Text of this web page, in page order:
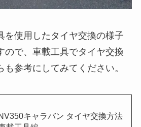
を使用したタイヤ交換の様子
ので、車載工具でタイヤ交換
も参考にしてみてください。
キャラバン タイヤ交換方法